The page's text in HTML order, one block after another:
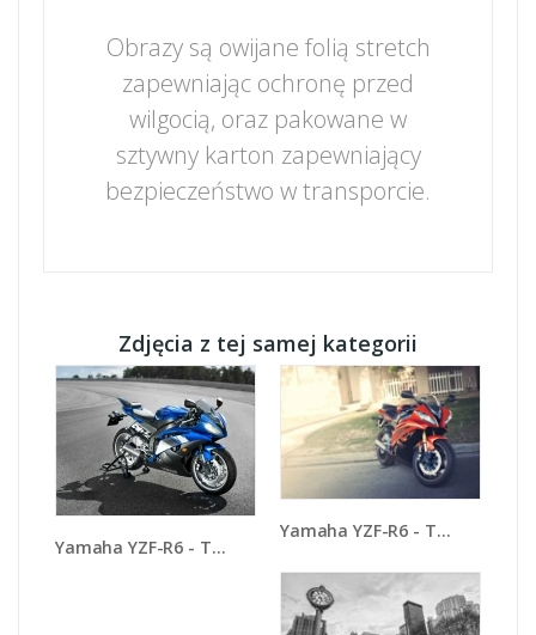
Obrazy są owijane folią stretch
zapewniając ochronę przed
wilgocią, oraz pakowane w
sztywny karton zapewniający
bezpieczeństwo w transporcie.
Zdjęcia z tej samej kategorii
Yamaha YZF-R6 - TM098
Yamaha YZF-R6 - TM117